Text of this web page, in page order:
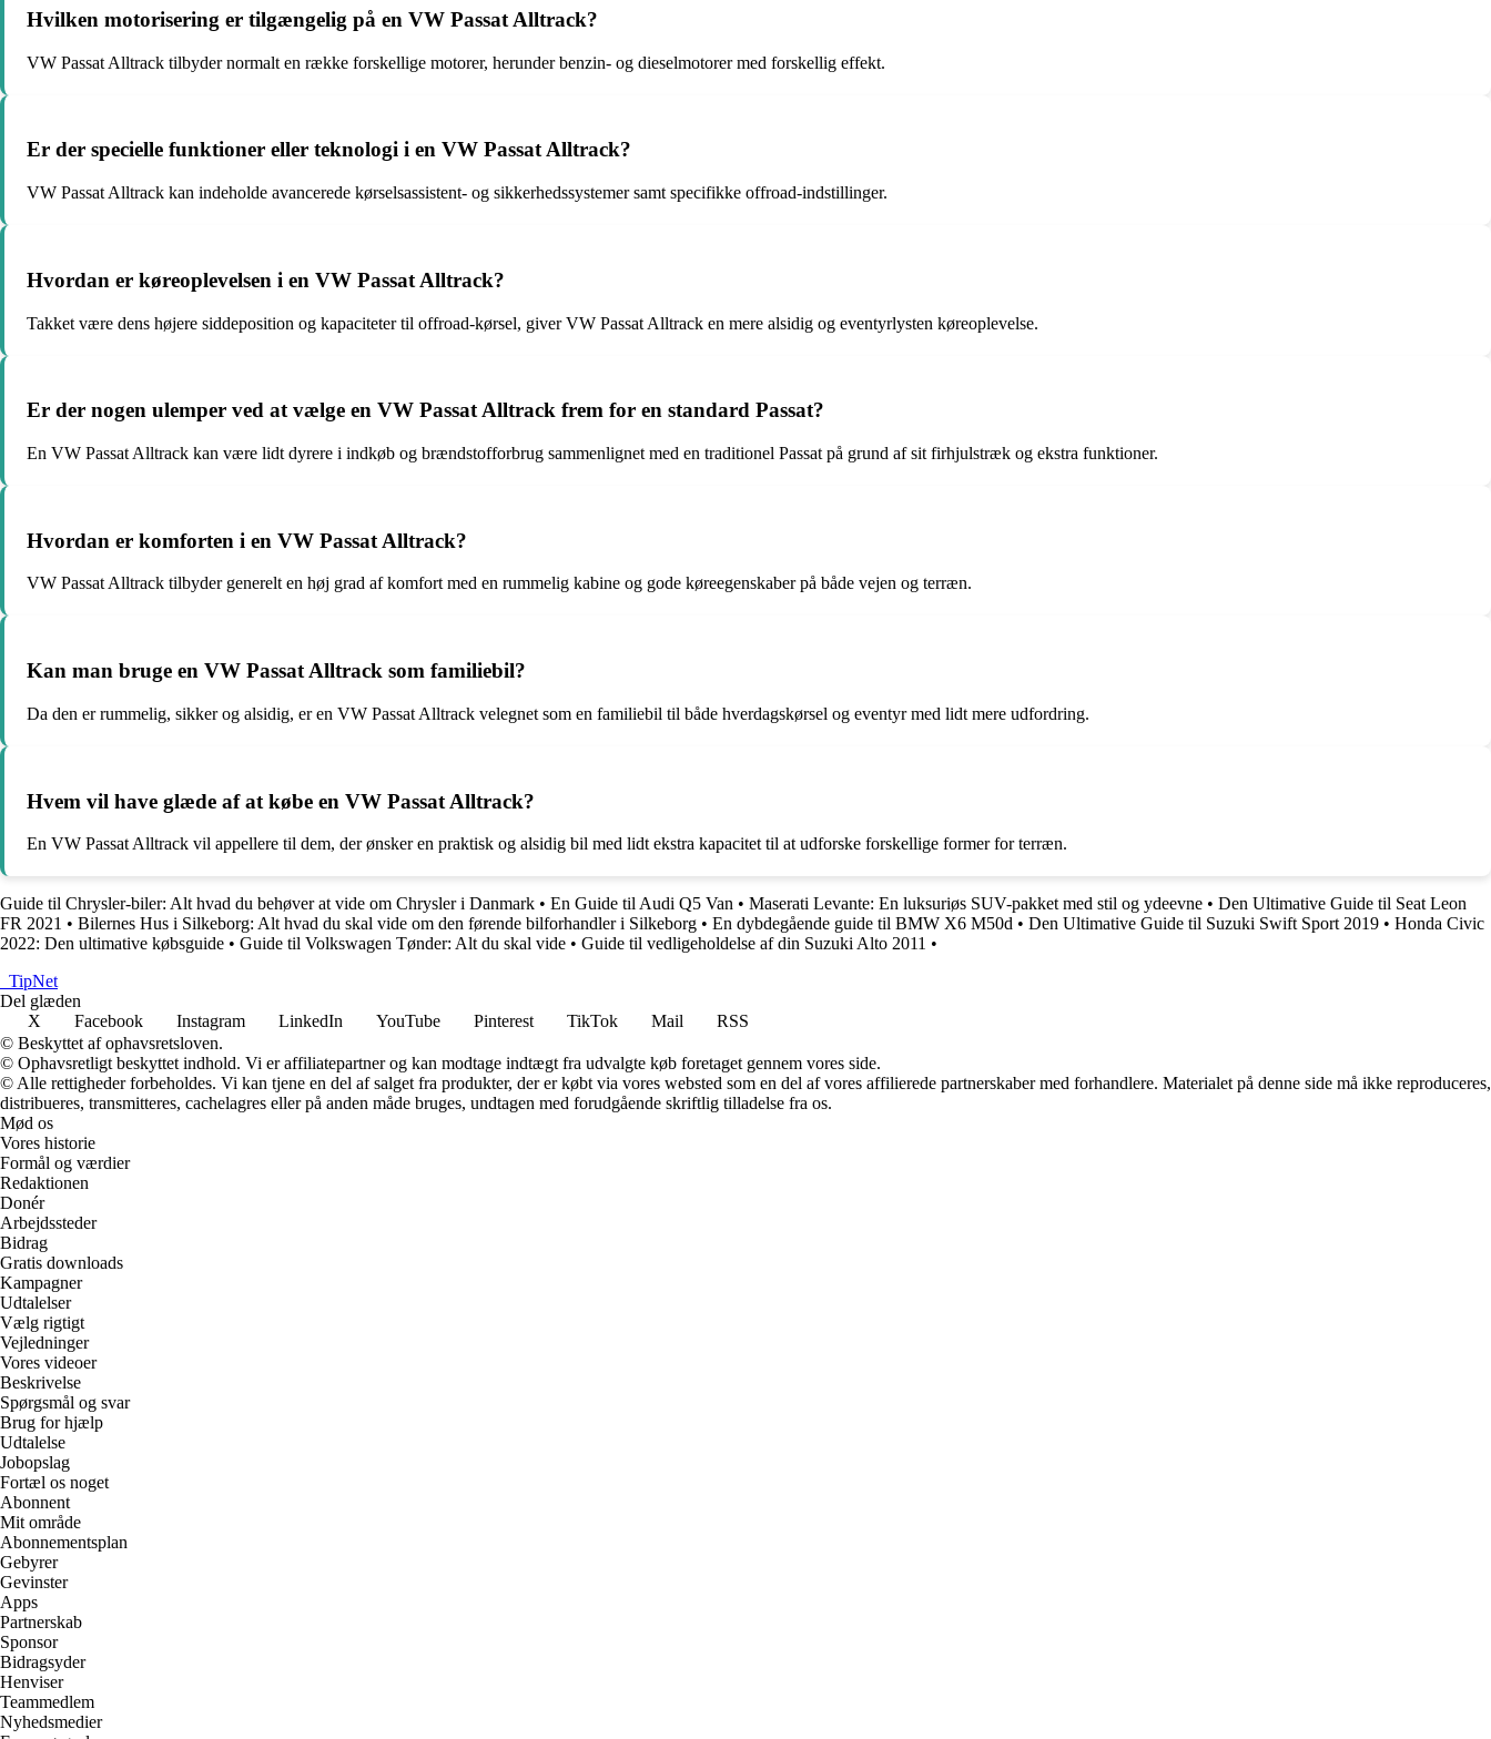
Hvilken motorisering er tilgængelig på en VW Passat Alltrack?
VW Passat Alltrack tilbyder normalt en række forskellige motorer, herunder benzin- og dieselmotorer med forskellig effekt.
Er der specielle funktioner eller teknologi i en VW Passat Alltrack?
VW Passat Alltrack kan indeholde avancerede kørselsassistent- og sikkerhedssystemer samt specifikke offroad-indstillinger.
Hvordan er køreoplevelsen i en VW Passat Alltrack?
Takket være dens højere siddeposition og kapaciteter til offroad-kørsel, giver VW Passat Alltrack en mere alsidig og eventyrlysten køreoplevelse.
Er der nogen ulemper ved at vælge en VW Passat Alltrack frem for en standard Passat?
En VW Passat Alltrack kan være lidt dyrere i indkøb og brændstofforbrug sammenlignet med en traditionel Passat på grund af sit firhjulstræk og ekstra funktioner.
Hvordan er komforten i en VW Passat Alltrack?
VW Passat Alltrack tilbyder generelt en høj grad af komfort med en rummelig kabine og gode køreegenskaber på både vejen og terræn.
Kan man bruge en VW Passat Alltrack som familiebil?
Da den er rummelig, sikker og alsidig, er en VW Passat Alltrack velegnet som en familiebil til både hverdagskørsel og eventyr med lidt mere udfordring.
Hvem vil have glæde af at købe en VW Passat Alltrack?
En VW Passat Alltrack vil appellere til dem, der ønsker en praktisk og alsidig bil med lidt ekstra kapacitet til at udforske forskellige former for terræn.
Guide til Chrysler-biler: Alt hvad du behøver at vide om Chrysler i Danmark • En Guide til Audi Q5 Van • Maserati Levante: En luksuriøs SUV-pakket med stil og ydeevne • Den Ultimative Guide til Seat Leon
FR 2021 • Bilernes Hus i Silkeborg: Alt hvad du skal vide om den førende bilforhandler i Silkeborg • En dybdegående guide til BMW X6 M50d • Den Ultimative Guide til Suzuki Swift Sport 2019 • Honda Civic
2022: Den ultimative købsguide • Guide til Volkswagen Tønder: Alt du skal vide • Guide til vedligeholdelse af din Suzuki Alto 2011 •
TipNet
Del glæden
X
Facebook Instagram LinkedIn YouTube Pinterest TikTok Mail
RSS
© Beskyttet af ophavsretsloven.
© Ophavsretligt beskyttet indhold. Vi er affiliatepartner og kan modtage indtægt fra udvalgte køb foretaget gennem vores side.
© Alle rettigheder forbeholdes. Vi kan tjene en del af salget fra produkter, der er købt via vores websted som en del af vores affilierede partnerskaber med forhandlere. Materialet på denne side må ikke reproduceres,
distribueres, transmitteres, cachelagres eller på anden måde bruges, undtagen med forudgående skriftlig tilladelse fra os.
Mød os
Vores historie
Formål og værdier
Redaktionen
Donér
Arbejdssteder
Bidrag
Gratis downloads
Kampagner
Udtalelser
Vælg rigtigt
Vejledninger
Vores videoer
Beskrivelse
Spørgsmål og svar
Brug for hjælp
Udtalelse
Jobopslag
Fortæl os noget
Abonnent
Mit område
Abonnementsplan
Gebyrer
Gevinster
Apps
Partnerskab
Sponsor
Bidragsyder
Henviser
Teammedlem
Nyhedsmedier